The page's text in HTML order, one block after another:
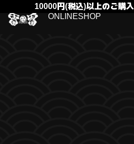
10000円(税込)以上のご購
ONLINESHOP